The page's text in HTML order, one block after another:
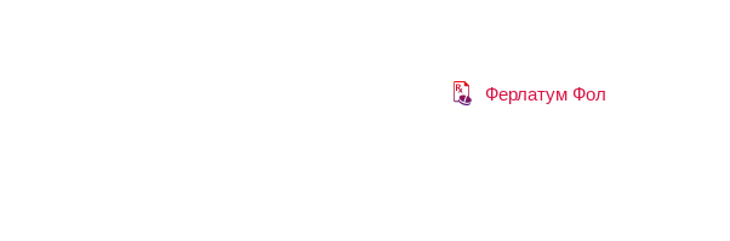
Ферлатум Фол